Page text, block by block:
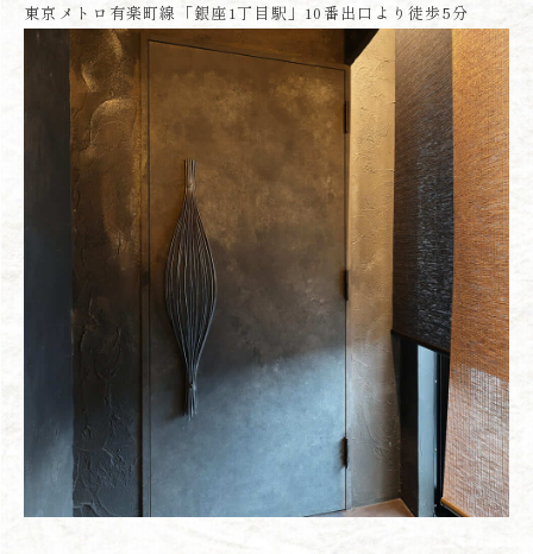
東京メトロ有楽町線「銀座1丁目駅」10番出口より徒歩5分